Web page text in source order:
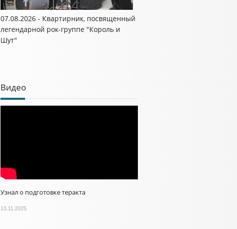
07.08.2026 - Квартирник, посвященный
легендарной рок-группе "Король и
Шут"
Видео
Узнал о подготовке теракта
13.11.2025